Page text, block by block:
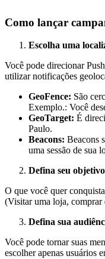
Como lançar
Escolha uma
Você pode direcionar
utilizar notificações
GeoFence: São
Exemplo.: Você
GeoTarget: É
Paulo.
Beacons: Beacons
uma sessão de sua
Defina seu
O que você quer
(Visitar uma loja, comprar
Defina sua
Você pode tornar suas
escolher apenas usuários